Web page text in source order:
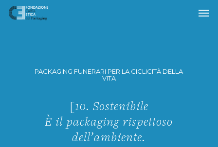
Skip
PACKAGING FUNERARI PER LA CICLICITÀ DELLA
VITA
[10. Sostenibile
È il packaging rispettoso
dell’ambiente.